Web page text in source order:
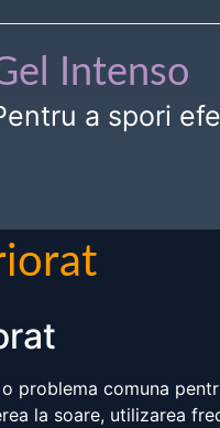
Intenso
a spori
problema comuna
la soare, utilizarea